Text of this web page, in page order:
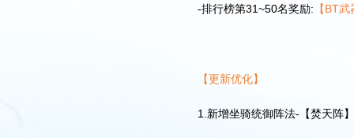
-排行榜第31~50名奖励: 【BT
【更新优化】
1.新增坐骑统御阵法-【焚天阵